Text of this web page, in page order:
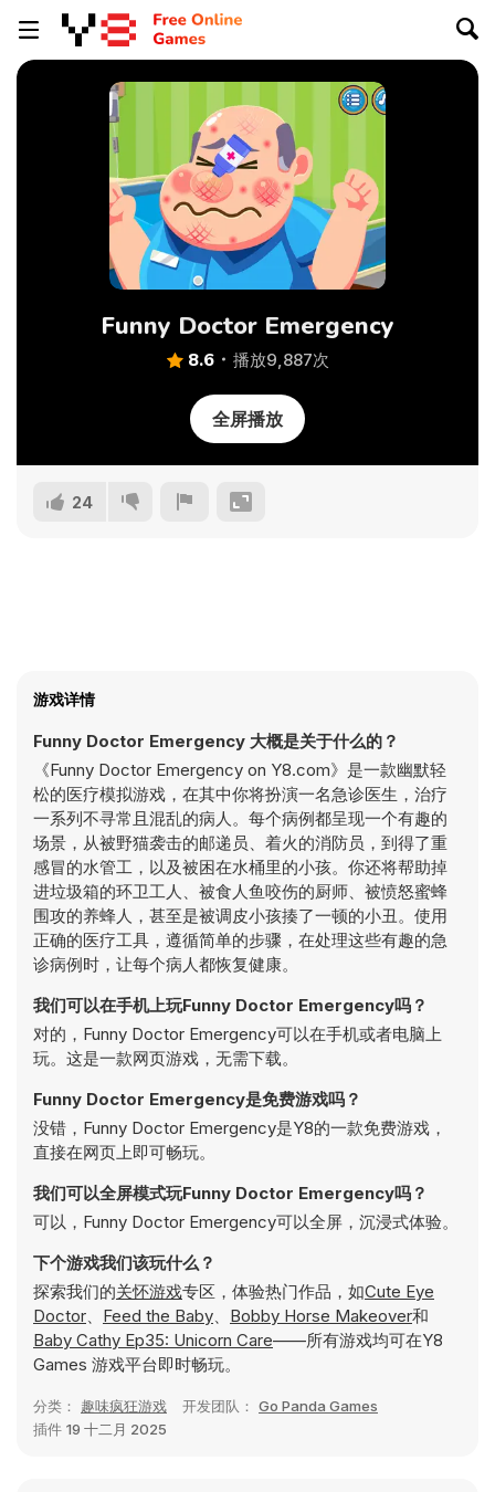
Funny Doctor Emergency
8.6 播放9,887次
全屏播放
24
游戏详情
Funny Doctor Emergency 大概是关于什么的？
《Funny Doctor Emergency on Y8.com》是一款幽默轻
松的医疗模拟游戏，在其中你将扮演一名急诊医生，治疗
一系列不寻常且混乱的病人。每个病例都呈现一个有趣的
场景，从被野猫袭击的邮递员、着火的消防员，到得了重
感冒的水管工，以及被困在水桶里的小孩。你还将帮助掉
进垃圾箱的环卫工人、被食人鱼咬伤的厨师、被愤怒蜜蜂
围攻的养蜂人，甚至是被调皮小孩揍了一顿的小丑。使用
正确的医疗工具，遵循简单的步骤，在处理这些有趣的急
诊病例时，让每个病人都恢复健康。
我们可以在手机上玩Funny Doctor Emergency吗？
对的，Funny Doctor Emergency可以在手机或者电脑上
玩。这是一款网页游戏，无需下载。
Funny Doctor Emergency是免费游戏吗？
没错，Funny Doctor Emergency是Y8的一款免费游戏，
直接在网页上即可畅玩。
我们可以全屏模式玩Funny Doctor Emergency吗？
可以，Funny Doctor Emergency可以全屏，沉浸式体验。
下个游戏我们该玩什么？
探索我们的关怀游戏专区，体验热门作品，如Cute Eye
Doctor、 Feed the Baby、 Bobby Horse Makeover和
Baby Cathy Ep35: Unicorn Care——所有游戏均可在Y8
Games 游戏平台即时畅玩。
分类： 趣味疯狂游戏 开发团队： Go Panda Games
插件 19 十二月 2025